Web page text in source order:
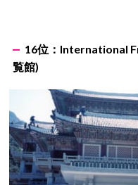
16位：International
覧館)